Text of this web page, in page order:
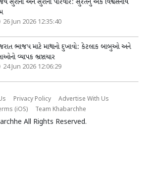
સુરાના અને સુરાના પરિવાર: સુરતનું એક વિશ્વસનીય
26 Jun 2026 12:35:40
ભાજપ માટે માથાનો દુખાવો: કેટલાક બાબુઓ અને
વ્યાપક ભ્રષ્ટાચાર
24 Jun 2026 12:06:29
Privacy Policy
Advertise With Us
(iOS) Team Khabarchhe
All Rights Reserved.